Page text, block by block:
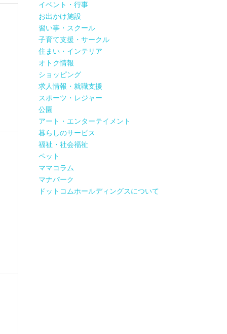
イベント・行事
お出かけ施設
習い事・スクール
子育て支援・サークル
住まい・インテリア
オトク情報
ショッピング
求人情報・就職支援
スポーツ・レジャー
公園
アート・エンターテイメント
暮らしのサービス
福祉・社会福祉
ペット
ママコラム
マナパーク
ドットコムホールディングスについて